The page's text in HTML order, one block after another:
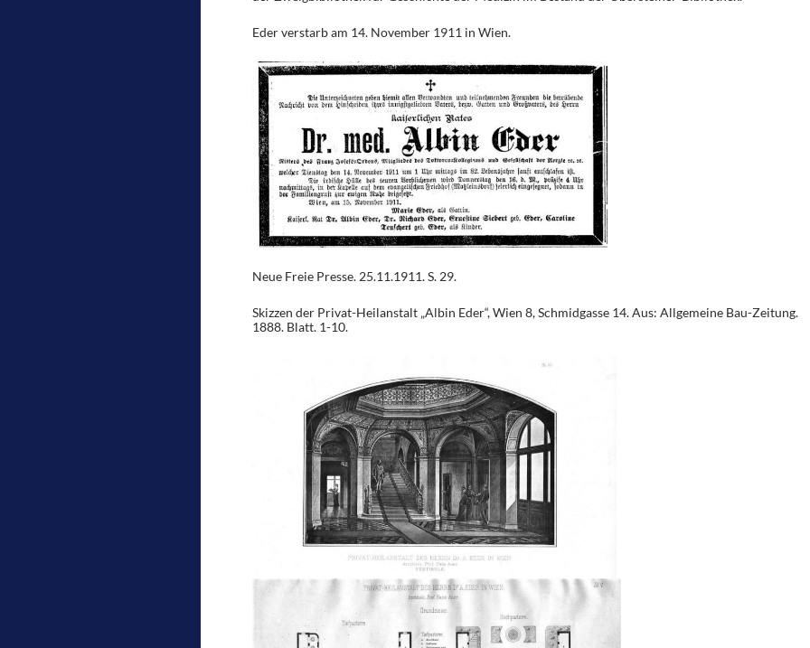
Eder verstarb am 14. November 1911 in Wien.
Neue Freie Presse. 25.11.1911. S. 29.
Skizzen der Privat-Heilanstalt „Albin Eder“, Wien 8, Schmidgasse 14. Aus: Allgemeine Bau-Zeitung.
1888. Blatt. 1-10.